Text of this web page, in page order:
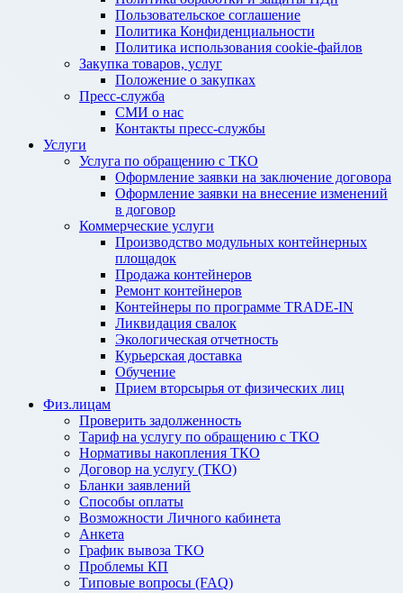
Пользовательское соглашение
Политика Конфиденциальности
Политика использования cookie-файлов
Закупка товаров, услуг
Положение о закупках
Пресс-служба
СМИ о нас
Контакты пресс-службы
Услуги
Услуга по обращению с ТКО
Оформление заявки на заключение договора
Оформление заявки на внесение изменений
в договор
Коммерческие услуги
Производство модульных контейнерных
площадок
Продажа контейнеров
Ремонт контейнеров
Контейнеры по программе TRADE-IN
Ликвидация свалок
Экологическая отчетность
Курьерская доставка
Обучение
Прием вторсырья от физических лиц
Физ.лицам
Проверить задолженность
Тариф на услугу по обращению с ТКО
Нормативы накопления ТКО
Договор на услугу (ТКО)
Бланки заявлений
Способы оплаты
Возможности Личного кабинета
Анкета
График вывоза ТКО
Проблемы КП
Типовые вопросы (FAQ)